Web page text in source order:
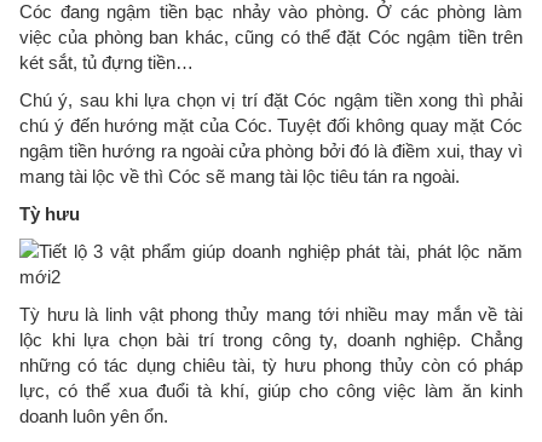
Cóc đang ngậm tiền bạc nhảy vào phòng. Ở các phòng làm
việc của phòng ban khác, cũng có thể đặt Cóc ngậm tiền trên
két sắt, tủ đựng tiền…
Chú ý, sau khi lựa chọn vị trí đặt Cóc ngậm tiền xong thì phải
chú ý đến hướng mặt của Cóc. Tuyệt đối không quay mặt Cóc
ngậm tiền hướng ra ngoài cửa phòng bởi đó là điềm xui, thay vì
mang tài lộc về thì Cóc sẽ mang tài lộc tiêu tán ra ngoài.
Tỳ hưu
Tỳ hưu là linh vật phong thủy mang tới nhiều may mắn về tài
lộc khi lựa chọn bài trí trong công ty, doanh nghiệp. Chẳng
những có tác dụng chiêu tài, tỳ hưu phong thủy còn có pháp
lực, có thể xua đuổi tà khí, giúp cho công việc làm ăn kinh
doanh luôn yên ổn.